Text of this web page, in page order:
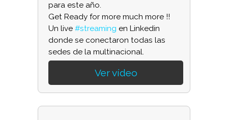
para este año.
Get Ready for more much more !!
Un live #streaming en Linkedin
donde se conectaron todas las
sedes de la multinacional.
Ver vídeo